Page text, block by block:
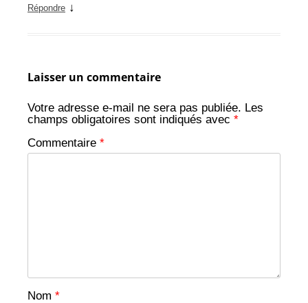
Répondre ↓
Laisser un commentaire
Votre adresse e-mail ne sera pas publiée. Les
champs obligatoires sont indiqués avec *
Commentaire *
Nom *